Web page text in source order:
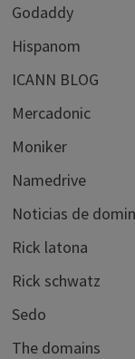
Godaddy
Hispanom
ICANN BLOG
Mercadonic
Moniker
Namedrive
Noticias de
Rick latona
Rick schwatz
Sedo
The domains